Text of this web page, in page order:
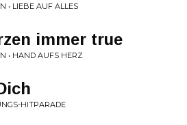
• LIEBE AUF ALLES
immer true
• HAND AUFS HERZ
HITPARADE